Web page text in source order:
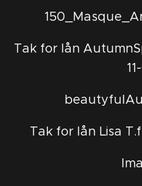
Tak for lån
Tak for lån Lisa